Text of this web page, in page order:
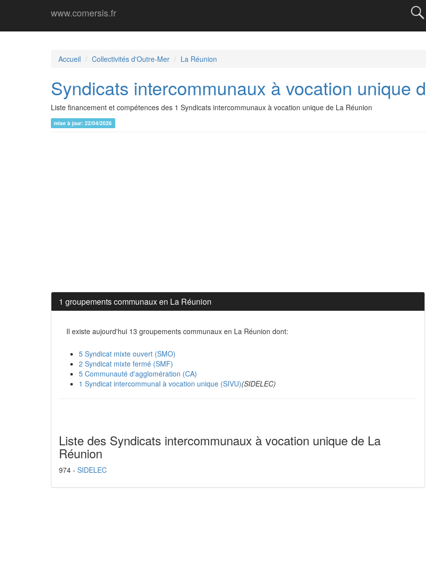
www.comersis.fr
Accueil Collectivités d'Outre-Mer La Réunion
Syndicats intercommunaux à vocation unique
Liste financement et compétences des 1 Syndicats intercommunaux à vocation unique de La Réunion
mise à jour: 22/04/2026
1 groupements communaux en La Réunion
Il existe aujourd'hui 13 groupements communaux en La Réunion dont:
5 Syndicat mixte ouvert (SMO)
2 Syndicat mixte fermé (SMF)
5 Communauté d'agglomération (CA)
1 Syndicat intercommunal à vocation unique (SIVU)(SIDELEC)
Liste des Syndicats intercommunaux à vocation unique de La
Réunion
974 - SIDELEC